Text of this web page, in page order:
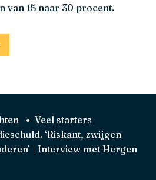
van 15 naar 30 procent.
Veel starters
‘Riskant, zwijgen
| Interview met Hergen